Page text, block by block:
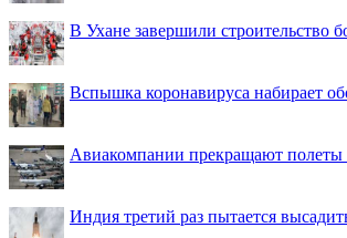
В Ухане завершили строительство
Вспышка коронавируса набирает
Авиакомпании прекращают
Индия третий раз пытается